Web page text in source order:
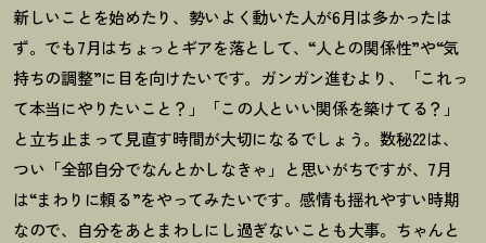
新しいことを始めたり、勢いよく動いた人が6月は多かったは
ず。でも7月はちょっとギアを落として、“人との関係性”や“気
持ちの調整”に目を向けたいです。ガンガン進むより、「これっ
て本当にやりたいこと ？ 」「この人といい関係を築けてる？ 」
と立ち止まって見直す時間が大切になるでしょう。数秘22は、
つい「全部自分でなんとかしなきゃ」と思いがちですが、 7月
は“まわりに頼る”をやってみたいです。感情も揺れやすい時期
なので、自分をあとまわしにし過ぎないことも大事。ちゃんと